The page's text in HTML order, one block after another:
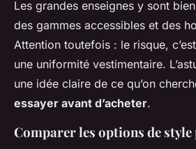
Les grandes enseignes y sont
des gammes accessibles et des
Attention toutefois : le risque,
une uniformité vestimentaire.
une idée claire de ce qu’on
essayer avant d’acheter.
Comparer les options de style